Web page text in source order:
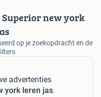
new york
op je zoekopdracht en de
advertenties
york leren jas.